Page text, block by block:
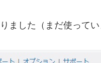
ました（まだ使ってい